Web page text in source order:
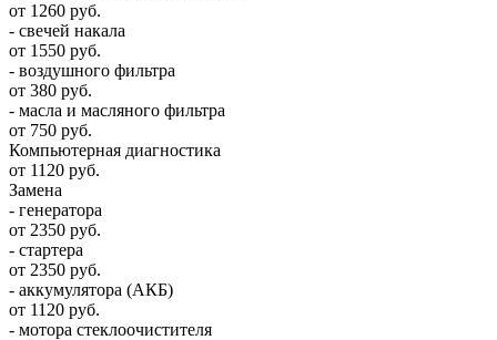
от 1260 руб.
- свечей накала
от 1550 руб.
- воздушного фильтра
от 380 руб.
- масла и масляного фильтра
от 750 руб.
Компьютерная диагностика
от 1120 руб.
Замена
- генератора
от 2350 руб.
- стартера
от 2350 руб.
- аккумулятора (АКБ)
от 1120 руб.
- мотора стеклоочистителя